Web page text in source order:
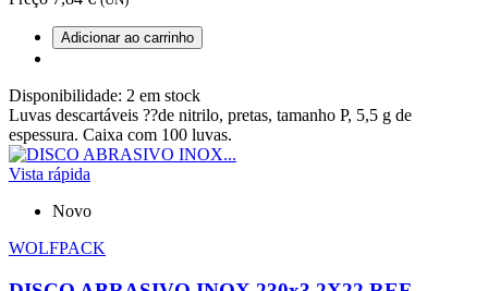
Adicionar ao carrinho
Disponibilidade: 2 em stock
Luvas descartáveis ??de nitrilo, pretas, tamanho P, 5,5 g de
espessura. Caixa com 100 luvas.
Vista rápida
Novo
WOLFPACK